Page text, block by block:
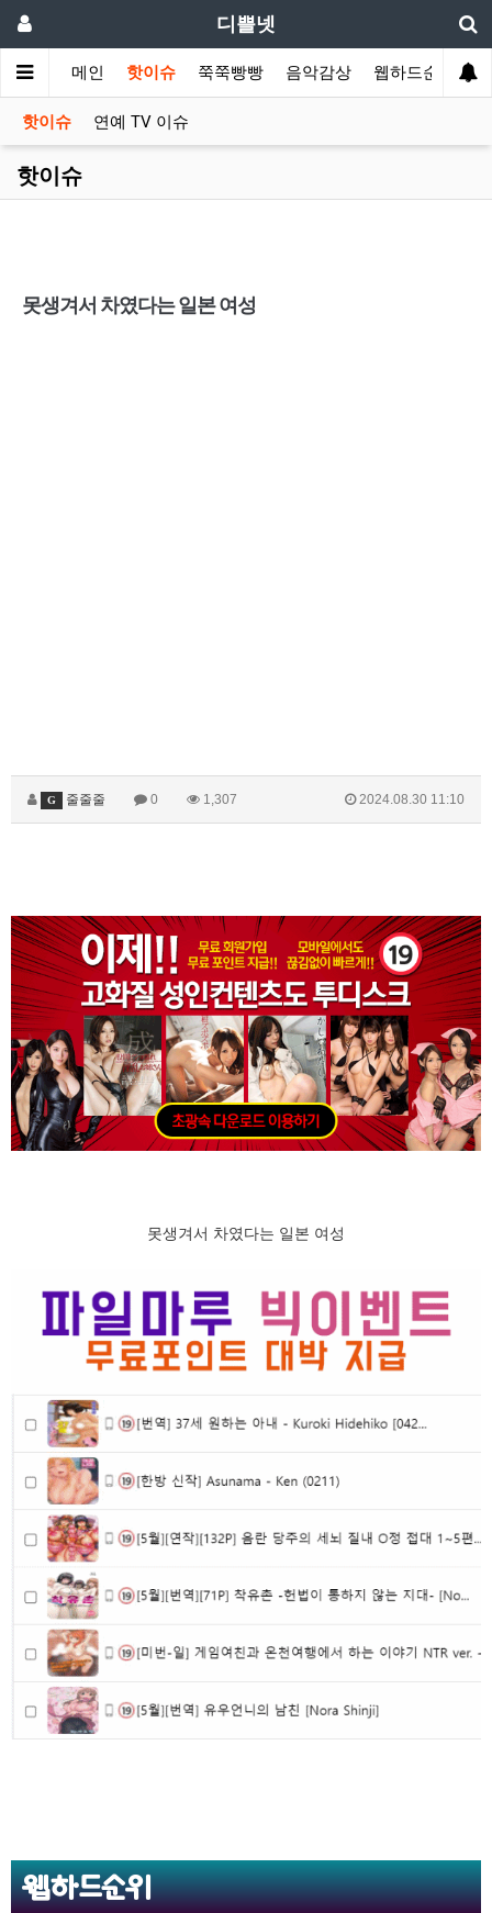
디쁠넷
메인 핫이슈 쭉쭉빵빵 음악감상 웹하드순위
핫이슈 연예 TV 이슈
핫이슈
못생겨서 차였다는 일본 여성
G 줄줄줄 0 1,307 2024.08.30 11:10
못생겨서 차였다는 일본 여성
웹하드순위